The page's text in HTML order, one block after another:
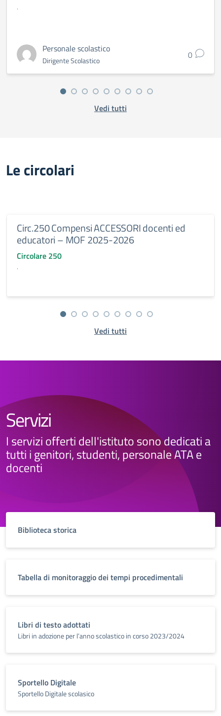
.
Personale scolastico
Dirigente Scolastico 0
Vedi tutti
Le circolari
Circ.250 Compensi ACCESSORI docenti ed
educatori – MOF 2025-2026
Circolare 250
.
Vedi tutti
Servizi
I servizi offerti dell'istituto sono dedicati a
tutti i genitori, studenti, personale ATA e
docenti
Biblioteca storica
Tabella di monitoraggio dei tempi procedimentali
Libri di testo adottati
Libri in adozione per l’anno scolastico in corso 2023/2024
Sportello Digitale
Sportello Digitale scolasico